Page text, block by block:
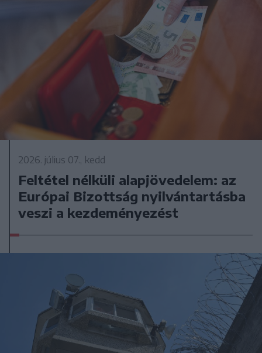
2026. július 07., kedd
Feltétel nélküli alapjövedelem: az
Európai Bizottság nyilvántartásba
veszi a kezdeményezést